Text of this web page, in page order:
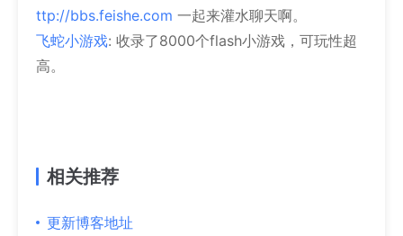
ttp://bbs.feishe.com 一起来灌水聊天啊。
飞蛇小游戏: 收录了8000个flash小游戏，可玩性超
高。
相关推荐
更新博客地址